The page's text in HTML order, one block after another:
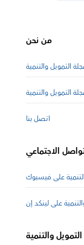
من نحن
التمويل والتنمية
التمويل والتنمية
اتصل بنا
الاجتماعي
على فيسبوك
على لينكد إن
والتنمية